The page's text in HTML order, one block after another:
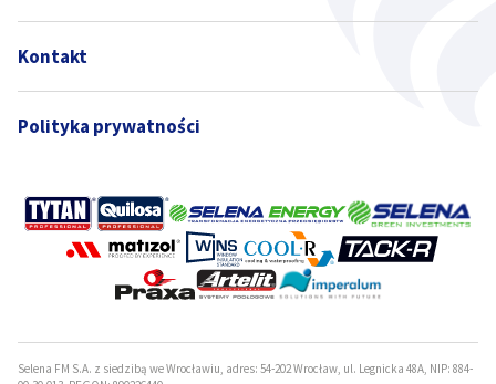
Kontakt
Polityka prywatności
Selena FM S.A. z siedzibą we Wrocławiu, adres: 54-202 Wrocław, ul. Legnicka 48A, NIP: 884-